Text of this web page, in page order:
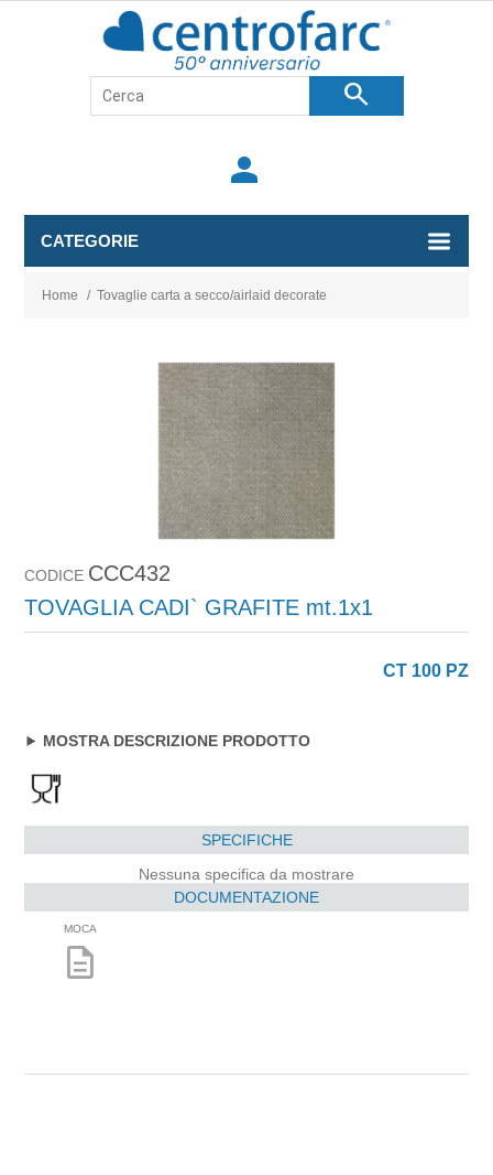
search
person
CATEGORIE
Home / Tovaglie carta a secco/airlaid decorate
CODICE CCC432
TOVAGLIA CADI` GRAFITE mt.1x1
CT 100 PZ
MOSTRA DESCRIZIONE PRODOTTO
SPECIFICHE
Nessuna specifica da mostrare
DOCUMENTAZIONE
MOCA
description